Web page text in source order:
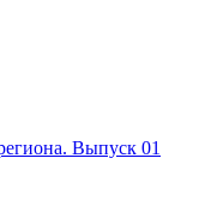
Выпуск 01